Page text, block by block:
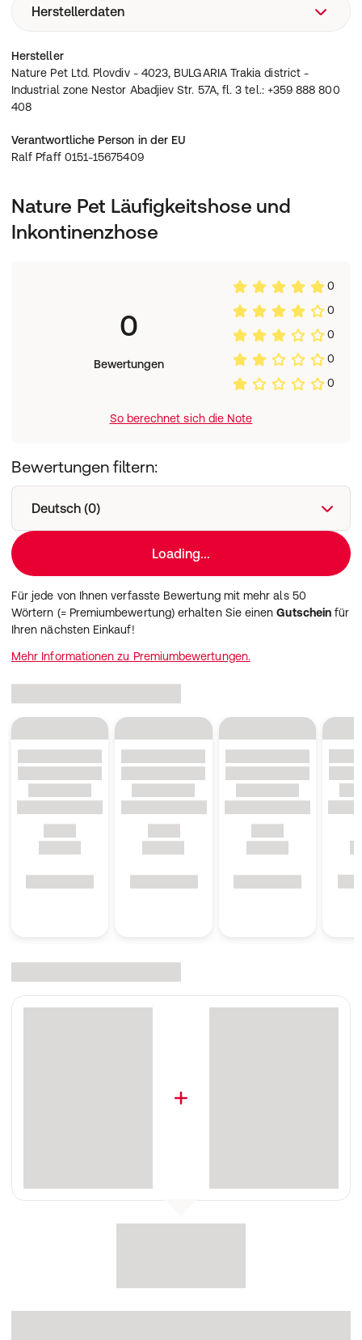
Läufigkeitshose 2.0 die innovativste Hose auf dem Markt
Kein Mühseliges Einfädeln der Rute mehr nötig
Komfort dank weichem Neopren
Schutz vor ungewollten Deckakt
Herstellerdaten
Nature Pet Ltd. Plovdiv - 4023, BULGARIA Trakia district -
Industrial zone Nestor Abadjiev Str. 57A, fl. 3 tel.: +359
888 800 408
Hersteller
Nature Pet Ltd. Plovdiv - 4023, BULGARIA Trakia district -
Industrial zone Nestor Abadjiev Str. 57A, fl. 3 tel.: +359 888 800
408
Verantwortliche Person in der EU
Ralf Pfaff 0151-15675409
Nature Pet Läufigkeitshose und
Inkontinenzhose
0
Bewertungen
0
0
0
0
0
So berechnet sich die Note
Bewertungen filtern:
Deutsch (0)
Loading...
Für jede von Ihnen verfasste Bewertung mit mehr als 50
Wörtern (= Premiumbewertung) erhalten Sie einenGutschein für
Ihren nächsten Einkauf!
Mehr Informationen zu Premiumbewertungen.